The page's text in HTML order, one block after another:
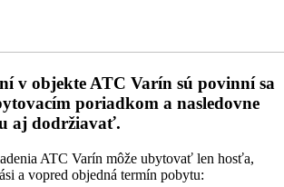
v objekte ATC Varín sú povinní sa
poriadkom a nasledovne
aj dodržiavať.
ATC Varín môže ubytovať len hosťa,
a vopred objedná termín pobytu: